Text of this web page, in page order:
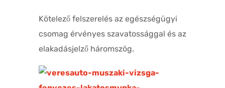
Kötelező felszerelés az egészségügyi
csomag érvényes szavatossággal és az
elakadásjelző háromszög.